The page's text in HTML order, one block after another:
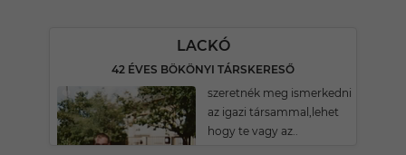
LACKÓ
42 ÉVES BÖKÖNYI TÁRSKERESŐ
szeretnék meg ismerkedni
az igazi társammal,lehet
hogy te vagy az..